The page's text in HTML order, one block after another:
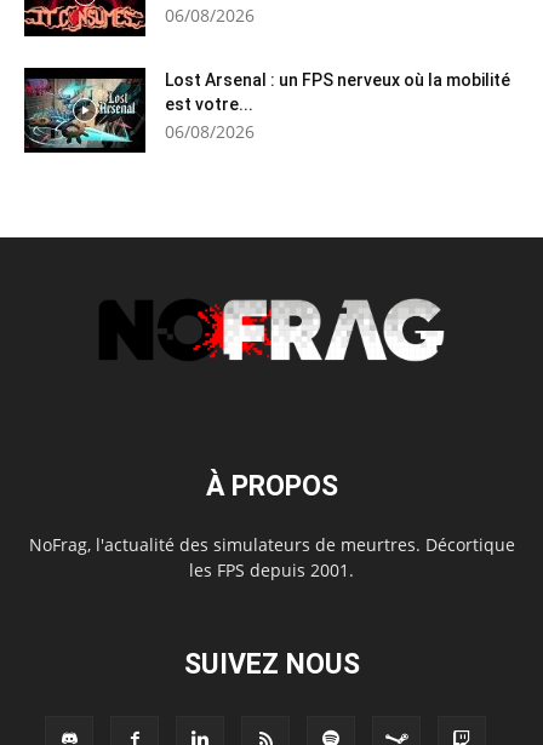
06/08/2026
Lost Arsenal : un FPS nerveux où la mobilité
est votre...
06/08/2026
À PROPOS
NoFrag, l'actualité des simulateurs de meurtres. Décortique
les FPS depuis 2001.
SUIVEZ NOUS